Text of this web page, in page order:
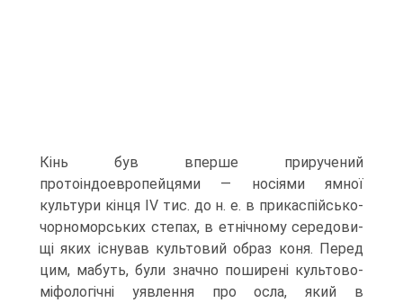
Кінь був вперше приручений
протоіндоевропейцями — носіями ямної
культури кін­ця IV тис. до н. е. в прикаспійсько-
чорноморських степах, в етнічному середови­
щі яких існував культовий образ коня. Перед
цим, мабуть, були значно поширені культово-
міфологічні уявлення про осла, який в